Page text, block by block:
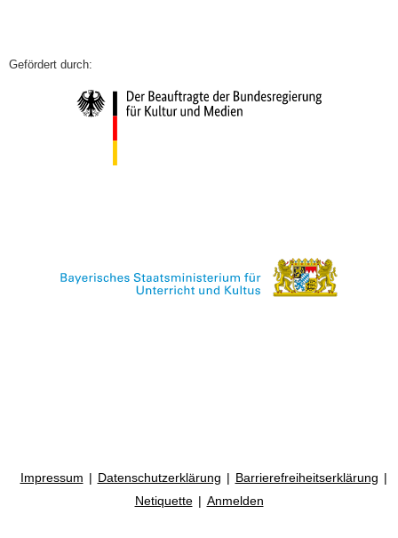
Impressum Datenschutzerklärung
Barrierefreiheitserklärung
Netiquette
Anmelden